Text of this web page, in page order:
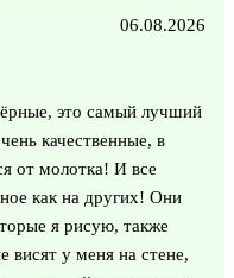
06.08.2026
это самый лучший
качественные, в
от молотка! И все
как на других! Они
я рисую, также
висят у меня на стене,